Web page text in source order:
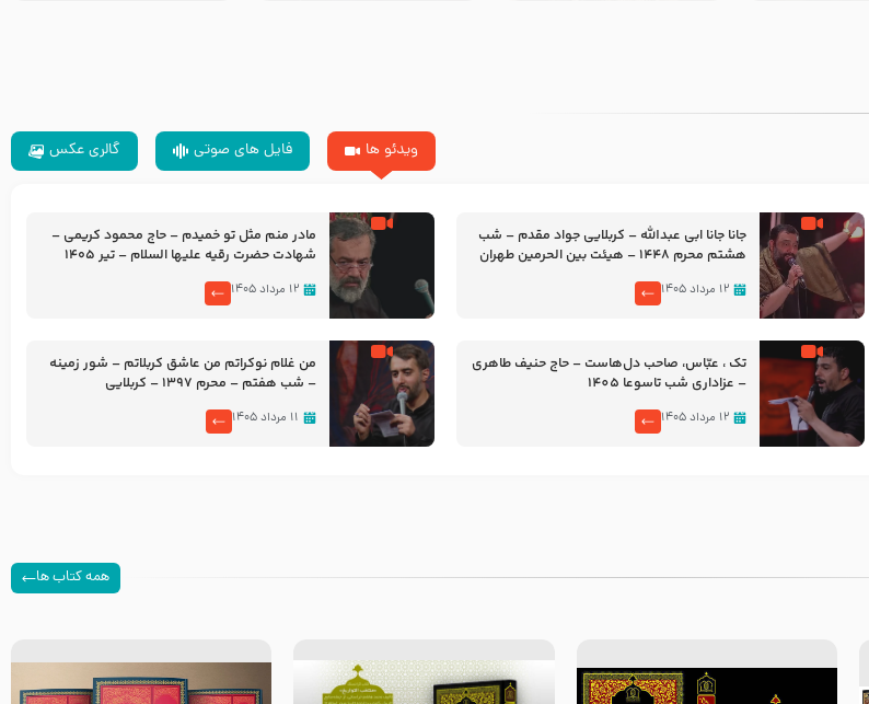
ویدئو ها فایل های صوتی گالری عکس
جانا جانا ابی عبدالله – کربلایی جواد مقدم – شب
هشتم محرم 1448 – هیئت بین الحرمین طهران
۱۲ مرداد ۱۴۰۵
مادر منم مثل تو خمیدم – حاج محمود کریمی –
شهادت حضرت رقیه علیها السلام – تیر ۱۴۰۵
۱۲ مرداد ۱۴۰۵
تک ، عبّاس، صاحب دل‌هاست – حاج حنیف طاهری
– عزاداری شب تاسوعا 1405
۱۲ مرداد ۱۴۰۵
من غلام نوکراتم من عاشق کربلاتم – شور زمینه
– شب هفتم – محرم 1397 – کربلایی
۱۱ مرداد ۱۴۰۵
همه کتاب ها